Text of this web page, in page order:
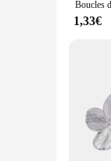
with
1,33€